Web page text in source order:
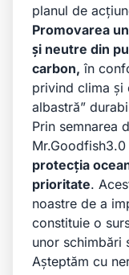
planul de
Promovarea
și neutre din
carbon, în
privind clima și
albastră”
Prin semnarea
protecția
prioritate.
noastre de a
constituie o
unor schimbări
Așteptăm cu